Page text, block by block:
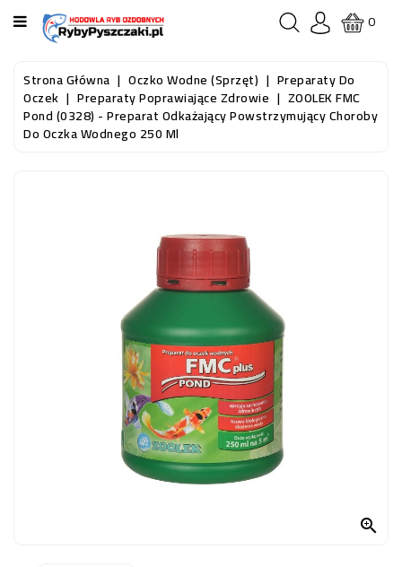
KATEGORIA
STRONA
GŁÓWNA
RYBY
0
Strona Główna Oczko Wodne (sprzęt) Preparaty Do
Oczek Preparaty Poprawiające Zdrowie ZOOLEK FMC
Pond (0328) - Preparat Odkażający Powstrzymujący Choroby
Do Oczka Wodnego 250 Ml
